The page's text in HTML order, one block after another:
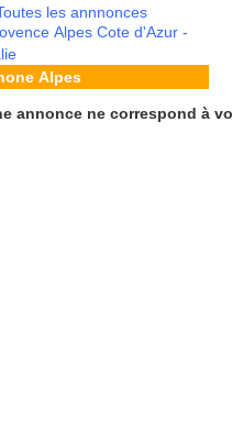
les annnonces
de Monaco
Alpes Cote d'Azur -
Alpes
annonce ne correspond à